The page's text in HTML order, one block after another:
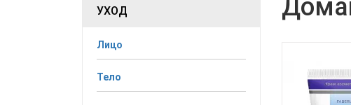
УХОД
Лицо
Тело